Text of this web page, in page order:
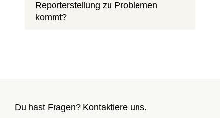
Reporterstellung zu Problemen
kommt?
Du hast Fragen? Kontaktiere uns.